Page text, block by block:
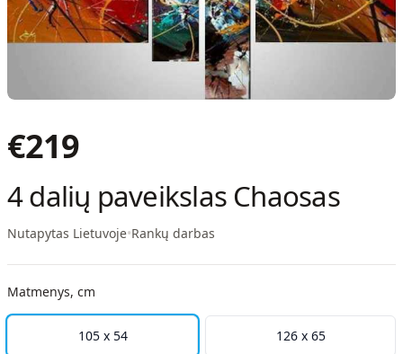
€219
4 dalių paveikslas Chaosas
Nutapytas Lietuvoje•Rankų darbas
Matmenys, cm
105 x 54 126 x 65